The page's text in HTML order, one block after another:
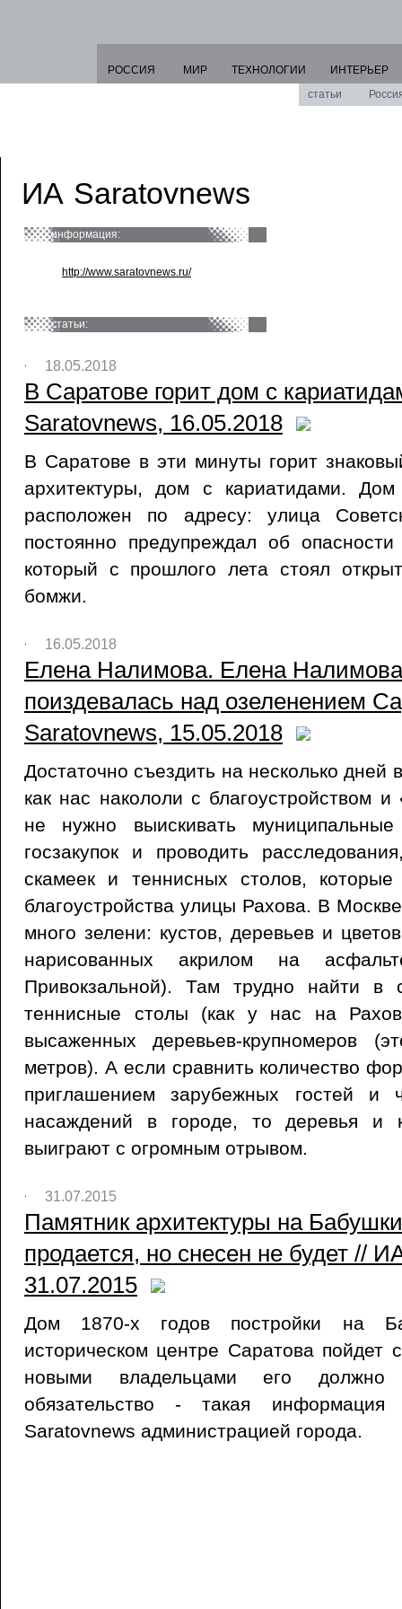
РОССИЯ МИР ТЕХНОЛОГИИ
ИНТЕРЬЕР
статьи
ИА Saratovnews
информация:
http://www.saratovnews.ru/
статьи:
18.05.2018
В Саратове горит дом с
Saratovnews, 16.05.2018
В Саратове в эти минуты горит
архитектуры, дом с кариатидами.
расположен по адресу: улица
постоянно предупреждал об
который с прошлого лета стоял
бомжи.
16.05.2018
Елена Налимова. Елена
поиздевалась над озеленением
Saratovnews, 15.05.2018
Достаточно съездить на несколько дней
как нас накололи с благоустройством
не нужно выискивать
госзакупок и проводить
скамеек и теннисных столов,
благоустройства улицы Рахова. В
много зелени: кустов, деревьев и
нарисованных акрилом на
Привокзальной). Там трудно найти в
теннисные столы (как у нас на
высаженных деревьев-крупномеров
метров). А если сравнить количество
приглашением зарубежных гостей и
насаждений в городе, то деревья и
выиграют с огромным отрывом.
31.07.2015
Памятник архитектуры на
продается, но снесен не будет //
31.07.2015
Дом 1870-х годов постройки на
историческом центре Саратова пойдет
новыми владельцами его должно
обязательство - такая информация
Saratovnews администрацией города.